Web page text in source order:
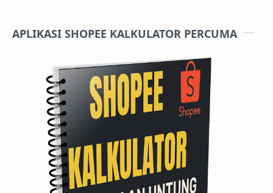
APLIKASI SHOPEE KALKULATOR PERCUMA